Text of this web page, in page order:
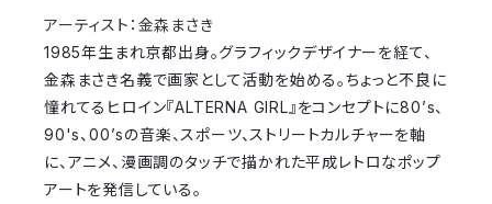
アーティスト：金森まさき
1985年生まれ京都出身。グラフィックデザイナーを経て、
金森まさき名義で画家として活動を始める。ちょっと不良に
憧れてるヒロイン『ALTERNA GIRL』をコンセプトに80’s、
90's、00’sの音楽、スポーツ、ストリートカルチャーを軸
に、アニメ、漫画調のタッチで描かれた平成レトロなポップ
アートを発信している。